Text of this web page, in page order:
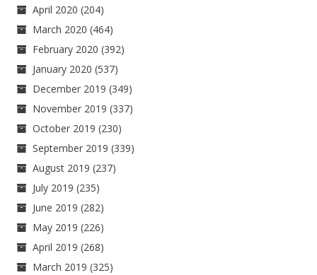
April 2020 (204)
March 2020 (464)
February 2020 (392)
January 2020 (537)
December 2019 (349)
November 2019 (337)
October 2019 (230)
September 2019 (339)
August 2019 (237)
July 2019 (235)
June 2019 (282)
May 2019 (226)
April 2019 (268)
March 2019 (325)